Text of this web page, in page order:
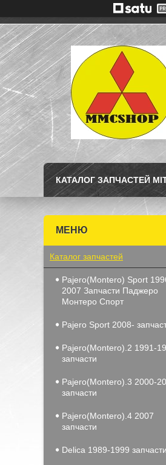
КАТАЛОГ ЗАПЧАСТЕЙ
Каталог запчастей
Pajero(Montero) Sport
2007 Запчасти Паджеро
Монтеро Спорт
Pajero Sport 2008-
Pajero(Montero).2 1991-
запчасти
Pajero(Montero).3 2000-
запчасти
Pajero(Montero).4 2007
запчасти
Delica 1989-1999 запчасти